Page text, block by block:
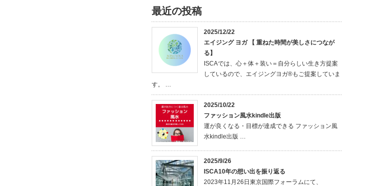
最近の投稿
2025/12/22
エイジング ヨガ 【 重ねた時間が美しさにつなが
る】
ISCAでは、心＋体＋装い＝自分らしい生き方提案
しているので、エイジングヨガ®もご提案していま
す。 …
2025/10/22
ファッション風水kindle出版
運が良くなる・目標が達成できる ファッション風
水kindle出版 …
2025/9/26
ISCA10年の想い出を振り返る
2023年11月26日東京国際フォーラムにて、